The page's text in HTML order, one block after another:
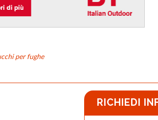
per fughe
RICHIEDI